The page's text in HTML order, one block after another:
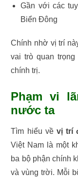
Gần với các
Biển Đông
Chính nhờ vị trí
vai trò quan
chính trị.
Phạm vi
nước ta
Tìm hiểu vềvị trí
Việt Nam là một
ba bộ phận chính
và vùng trời. Mỗi